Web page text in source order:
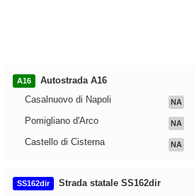
A16
Autostrada A16
Casalnuovo di Napoli
NA
Pomigliano d'Arco NA
Castello di Cisterna NA
SS162dir
Strada statale SS162dir